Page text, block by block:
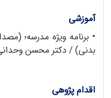
آموزشی
• برنامه ویژه مدرسه؛
بدنی) / دکتر محسن
اقدام پژوهی